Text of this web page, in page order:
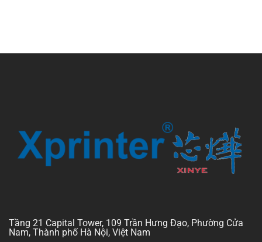
Tầng 21 Capital Tower, 109 Trần Hưng Đạo, Phường Cửa
Nam, Thành phố Hà Nội, Việt Nam